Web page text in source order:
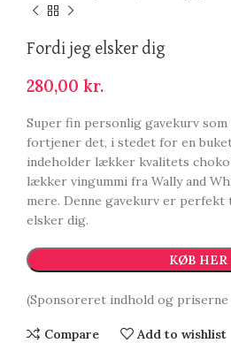
Fordi jeg elsker dig
280,00 kr.
Super fin personlig gavekurv
fortjener det, i stedet for en
indeholder lækker kvalitets
lækker vingummi fra Wally and
mere. Denne gavekurv er perfekt
elsker dig.
KØB HER
(Sponsoreret indhold og priserne
Compare Add to wishlist